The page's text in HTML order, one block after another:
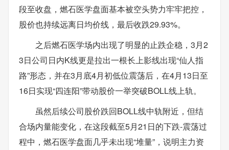
段至收盘，燃石医学盘面基本被空头势力牢牢把控，
股价也持续远离日均价线，最后收跌29.93%。
之后燃石医学场内出现了明显的止跌企稳，3月2
3日公司日内K线更是拉出一根长上影线出现“仙人指
路”形态，并在3月底4月初低位震荡后，在4月13日至
16日实现“四连阳”带动股价一举突破BOLL线上轨。
虽然后续公司股价跌回BOLL线中轨附近，但结
合场内量能变化，在这段截至5月21日的下跌-震荡过
程中，燃石医学盘面几乎未出现“堆量”，说明主力资